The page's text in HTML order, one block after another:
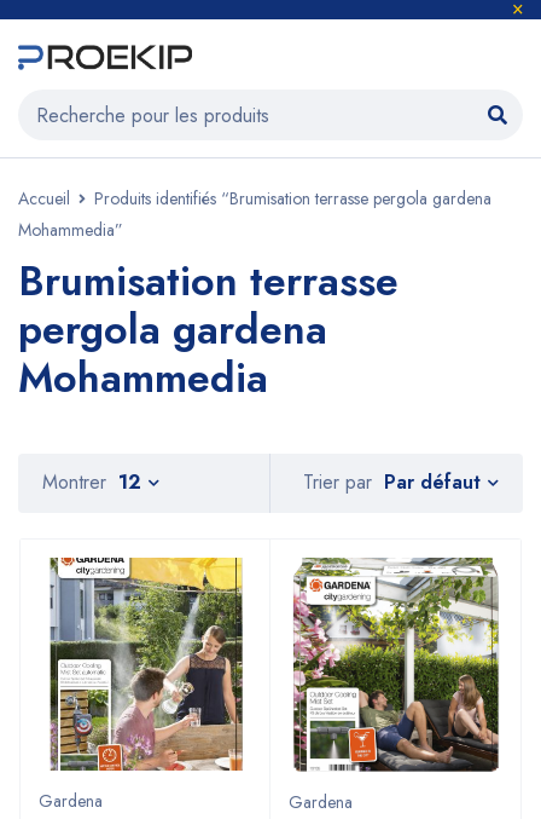
Accueil
Produits identifiés “Brumisation terrasse pergola gardena
Mohammedia”
Brumisation terrasse
pergola gardena
Mohammedia
Trier par Par défaut
Montrer 12
Gardena Gardena